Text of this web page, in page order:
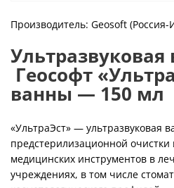
Производитель: Geosoft (Россия-
Ультразвуковая
Геософт
ванны — 150 мл
«УльтраЭст» — ультразвуковая
предстерилизационной
медицинских инструментов в
учреждениях, в том числе